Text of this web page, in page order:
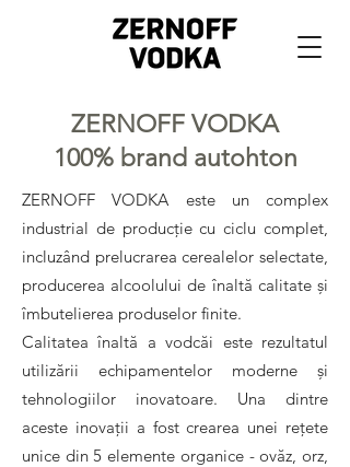
ZERNOFF VODKA
100% brand autohton
ZERNOFF VODKA este un complex
industrial de producție cu ciclu complet,
incluzând prelucrarea cerealelor selectate,
producerea alcoolului de înaltă calitate și
îmbutelierea produselor finite.
Calitatea înaltă a vodcăi este rezultatul
utilizării echipamentelor moderne și
tehnologiilor inovatoare. Una dintre
aceste inovații a fost crearea unei rețete
unice din 5 elemente organice - ovăz, orz,